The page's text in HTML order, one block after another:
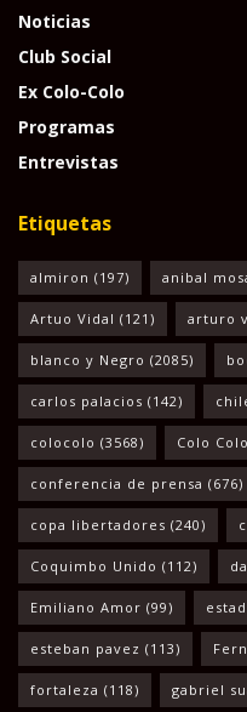
Noticias
Club Social
Ex Colo-Colo
Programas
Entrevistas
Etiquetas
almiron (197) anibal
Artuo Vidal (121) arturo
blanco y Negro (2085)
carlos palacios (142)
colocolo (3568) Colo Colo
conferencia de prensa (676)
copa libertadores (240)
Coquimbo Unido (112)
Emiliano Amor (99)
esteban pavez (113)
fortaleza (118) gabriel